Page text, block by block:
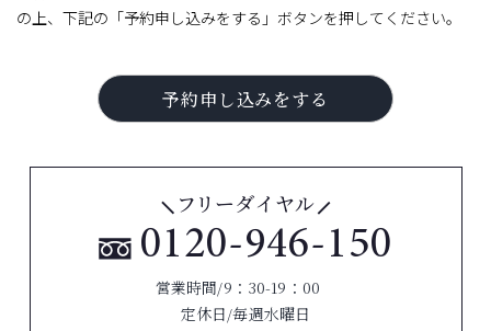
の上、下記の「予約申し込みをする」ボタンを押してください。
フリーダイヤル
0120-946-150
営業時間/9：30-19：00
定休日/毎週水曜日